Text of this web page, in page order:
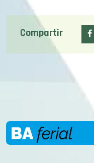
Compartir